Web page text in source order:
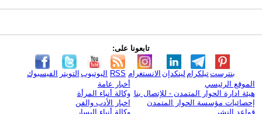
تابعونا على:
الفيسبوك التويتر اليوتيوب RSS الانستغرام لينكدإن تيلكرامبنترست
الموقع الرئيسي
هيئة ادارة الحوار المتمدن - للإتصال بنا
إحصائيات مؤسسة الحوار المتمدن
قواعد النشر
أخبار عامة
وكالة أنباء المرأة
اخبار الأدب والفن
وكالة أنباء اليسار